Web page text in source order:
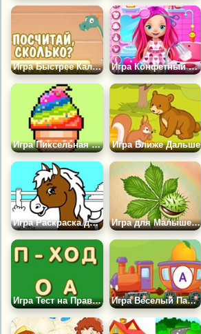
Игра Быстрее Калькулятора: Посчитай Сколько Игра Конфетный Мир Малышки Беллы
Игра Пиксельная Раскраска для Малышей Игра Ближе Дальше
Игра Раскраска для Малышей: Лошадка Игра для Малышей: Деревья
Игра Тест на Правописание Игра Веселый Паровозик